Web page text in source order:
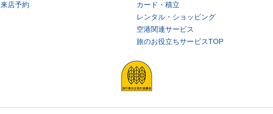
来店予約
カード・積立
レンタル・ショッピング
空港関連サービス
旅のお役立ちサービスTOP